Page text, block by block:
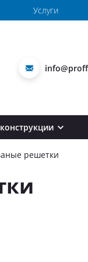
Услуги
перила
перила
Гнутые перила
решетки